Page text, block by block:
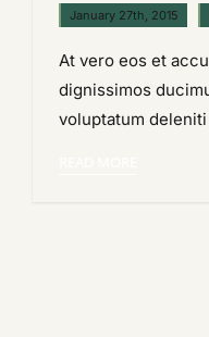
January 27th, 2015
At vero eos et
dignissimos
voluptatum